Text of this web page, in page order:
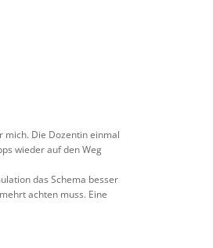
mich. Die Dozentin einmal
wieder auf den Weg
das Schema besser
achten muss. Eine